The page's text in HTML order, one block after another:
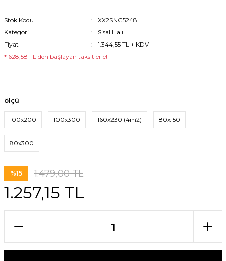
Stok Kodu
XX2SNG5248
Kategori
Sisal Halı
Fiyat
1.344,55 TL + KDV
* 628,58 TL den başlayan taksitlerle!
ölçü
100x200 100x300 160x230 (4m2) 80x150
80x300
%15 1.479,00 TL
1.257,15 TL